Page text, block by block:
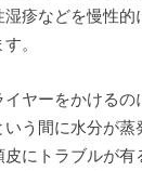
疹などを慢性
。
ヤーをかけるの
う間に水分が
にトラブルが有